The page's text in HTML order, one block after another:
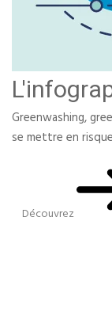
Greenwashing,
se mettre en
Découvrez